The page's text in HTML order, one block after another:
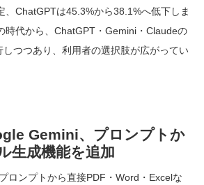
、ChatGPTは45.3%から38.1%へ低下しま
時代から、ChatGPT・Gemini・Claudeの
しつつあり、利用者の選択肢が広がってい
Gemini、プロンプトか
生成機能を追加
ロンプトから直接PDF・Word・Excelな